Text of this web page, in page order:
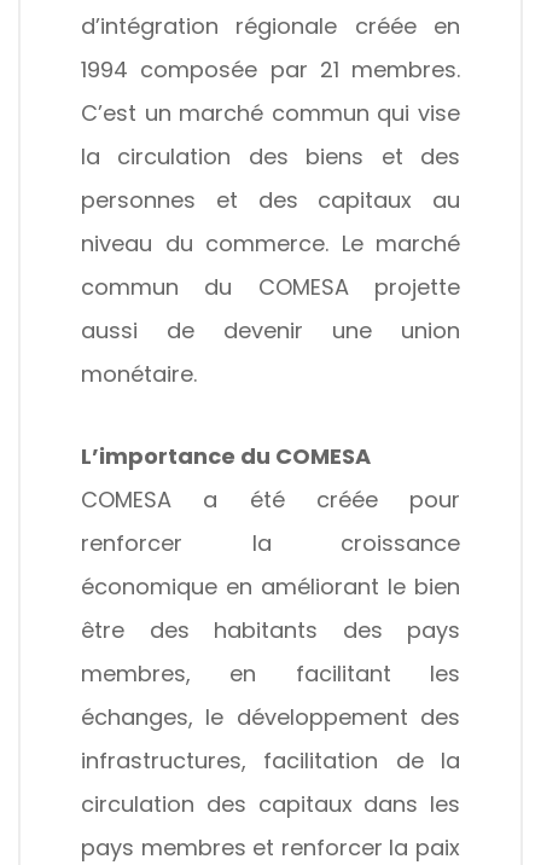
d’intégration régionale créée en
1994 composée par 21 membres.
C’est un marché commun qui vise
la circulation des biens et des
personnes et des capitaux au
niveau du commerce. Le marché
commun du COMESA projette
aussi de devenir une union
monétaire.
L’importance du COMESA
COMESA a été créée pour
renforcer la croissance
économique en améliorant le bien
être des habitants des pays
membres, en facilitant les
échanges, le développement des
infrastructures, facilitation de la
circulation des capitaux dans les
pays membres et renforcer la paix